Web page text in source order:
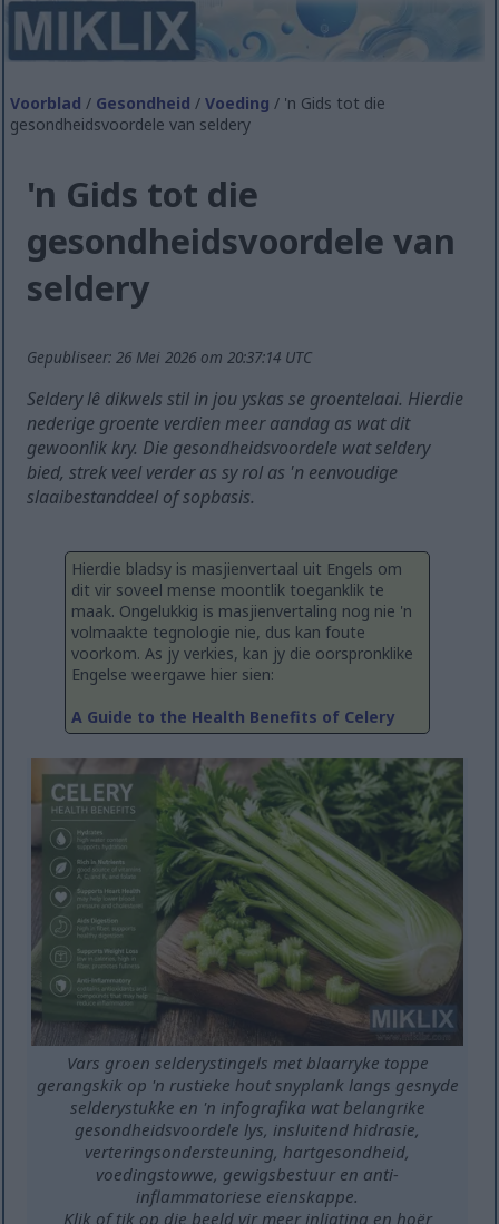
Voorblad / Gesondheid /Voeding / 'n Gids tot die
gesondheidsvoordele van seldery
'n Gids tot die
gesondheidsvoordele van
seldery
Gepubliseer: 26 Mei 2026 om 20:37:14 UTC
Seldery lê dikwels stil in jou yskas se groentelaai. Hierdie
nederige groente verdien meer aandag as wat dit
gewoonlik kry. Die gesondheidsvoordele wat seldery
bied, strek veel verder as sy rol as 'n eenvoudige
slaaibestanddeel of sopbasis.
Hierdie bladsy is masjienvertaal uit Engels om
dit vir soveel mense moontlik toeganklik te
maak. Ongelukkig is masjienvertaling nog nie 'n
volmaakte tegnologie nie, dus kan foute
voorkom. As jy verkies, kan jy die oorspronklike
Engelse weergawe hier sien:
A Guide to the Health Benefits of Celery
Vars groen selderystingels met blaarryke toppe
gerangskik op 'n rustieke hout snyplank langs gesnyde
selderystukke en 'n infografika wat belangrike
gesondheidsvoordele lys, insluitend hidrasie,
verteringsondersteuning, hartgesondheid,
voedingstowwe, gewigsbestuur en anti-
inflammatoriese eienskappe.
Klik of tik op die beeld vir meer inligting en hoër